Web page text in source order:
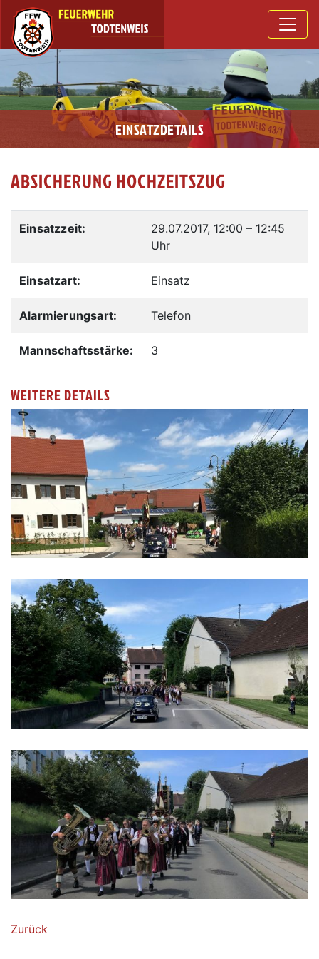
EINSATZDETAILS
ABSICHERUNG HOCHZEITSZUG
Einsatzzeit: 29.07.2017, 12:00 – 12:45
Uhr
Einsatzart: Einsatz
Alarmierungsart: Telefon
Mannschaftsstärke: 3
WEITERE DETAILS
Zurück